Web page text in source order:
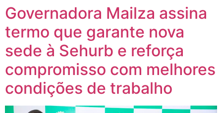
Governadora Mailza assina
termo que garante nova
sede à Sehurb e reforça
compromisso com melhores
condições de trabalho